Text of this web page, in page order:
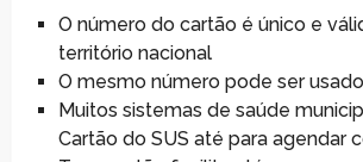
O número do cartão é único e
território nacional
O mesmo número pode ser
Muitos sistemas de saúde
Cartão do SUS até para agendar